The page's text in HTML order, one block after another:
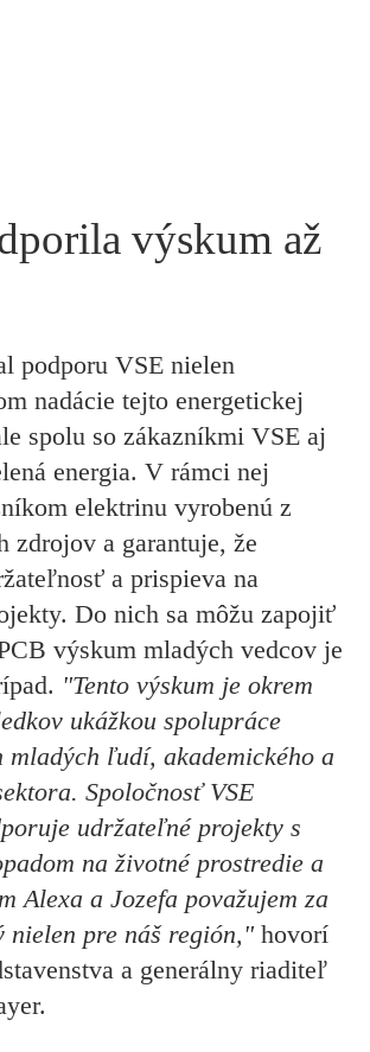
výskum až
podporu VSE nielen
nadácie tejto energetickej
spolu so zákazníkmi VSE aj
energia. V rámci nej
elektrinu vyrobenú z
zdrojov a garantuje, že
a prispieva na
Do nich sa môžu zapojiť
výskum mladých vedcov je
"Tento výskum je okrem
ukážkou spolupráce
mladých ľudí, akademického a
Spoločnosť VSE
udržateľné projekty s
na životné prostredie a
Alexa a Jozefa považujem za
nielen pre náš región,"hovorí
a generálny riaditeľ